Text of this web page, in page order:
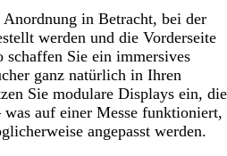
in Betracht, bei der
werden und die Vorderseite
Sie ein immersives
ganz natürlich in Ihren
Sie modulare Displays ein, die
was auf einer Messe funktioniert,
angepasst werden.